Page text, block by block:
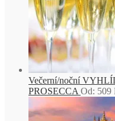
Večerní/noční
PROSECCA Od: 509